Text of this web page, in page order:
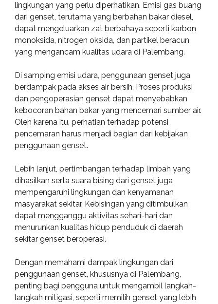
lingkungan yang perlu diperhatikan. Emisi gas buang
dari genset, terutama yang berbahan bakar diesel,
dapat mengeluarkan zat berbahaya seperti karbon
monoksida, nitrogen oksida, dan partikel beracun
yang mengancam kualitas udara di Palembang.
Di samping emisi udara, penggunaan genset juga
berdampak pada akses air bersih. Proses produksi
dan pengoperasian genset dapat menyebabkan
kebocoran bahan bakar yang mencemari sumber air.
Oleh karena itu, perhatian terhadap potensi
pencemaran harus menjadi bagian dari kebijakan
penggunaan genset.
Lebih lanjut, pertimbangan terhadap limbah yang
dihasilkan serta suara bising dari genset juga
mempengaruhi lingkungan dan kenyamanan
masyarakat sekitar. Kebisingan yang ditimbulkan
dapat mengganggu aktivitas sehari-hari dan
menurunkan kualitas hidup penduduk di daerah
sekitar genset beroperasi.
Dengan memahami dampak lingkungan dari
penggunaan genset, khususnya di Palembang,
penting bagi pengguna untuk mengambil langkah-
langkah mitigasi, seperti memilih genset yang lebih